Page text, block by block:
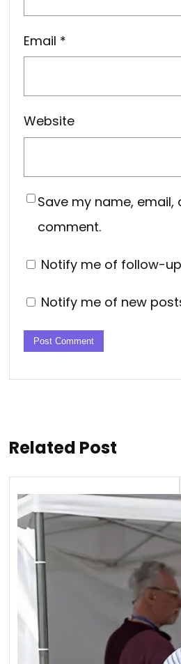
Email *
Website
Save my name,
comment.
Notify me of follow-
Notify me of new
Related Post